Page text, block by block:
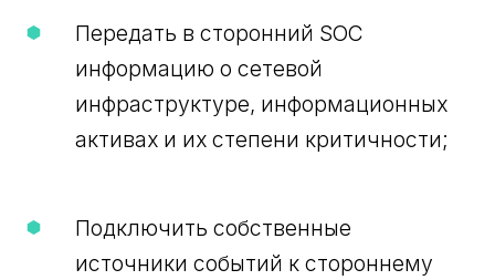
Передать в сторонний SOC
информацию о сетевой
инфраструктуре, информационных
активах и их степени критичности;
Подключить собственные
источники событий к стороннему